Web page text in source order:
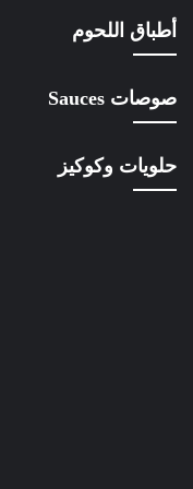
أطباق اللحوم
صوصات Sauces
حلويات وكوكيز